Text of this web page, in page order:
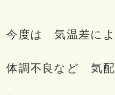
今度は 気温差に
体調不良など 気